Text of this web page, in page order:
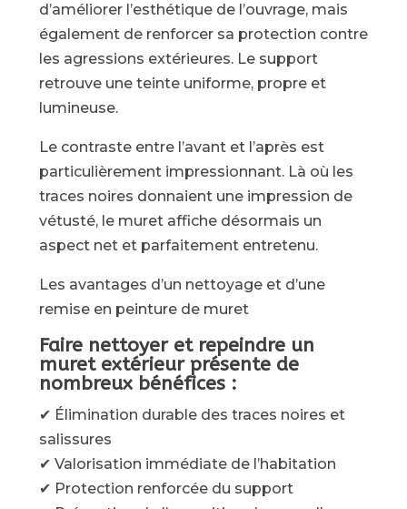
d’améliorer l’esthétique de l’ouvrage, mais
également de renforcer sa protection contre
les agressions extérieures. Le support
retrouve une teinte uniforme, propre et
lumineuse.
Le contraste entre l’avant et l’après est
particulièrement impressionnant. Là où les
traces noires donnaient une impression de
vétusté, le muret affiche désormais un
aspect net et parfaitement entretenu.
Les avantages d’un nettoyage et d’une
remise en peinture de muret
Faire nettoyer et repeindre un
muret extérieur présente de
nombreux bénéfices :
✔ Élimination durable des traces noires et
salissures
✔ Valorisation immédiate de l’habitation
✔ Protection renforcée du support